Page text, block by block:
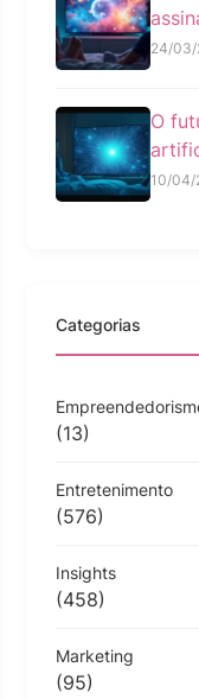
24/03/
O
10/04/
Categorias
(13)
Entretenimento
(576)
Insights
(458)
Marketing
(95)